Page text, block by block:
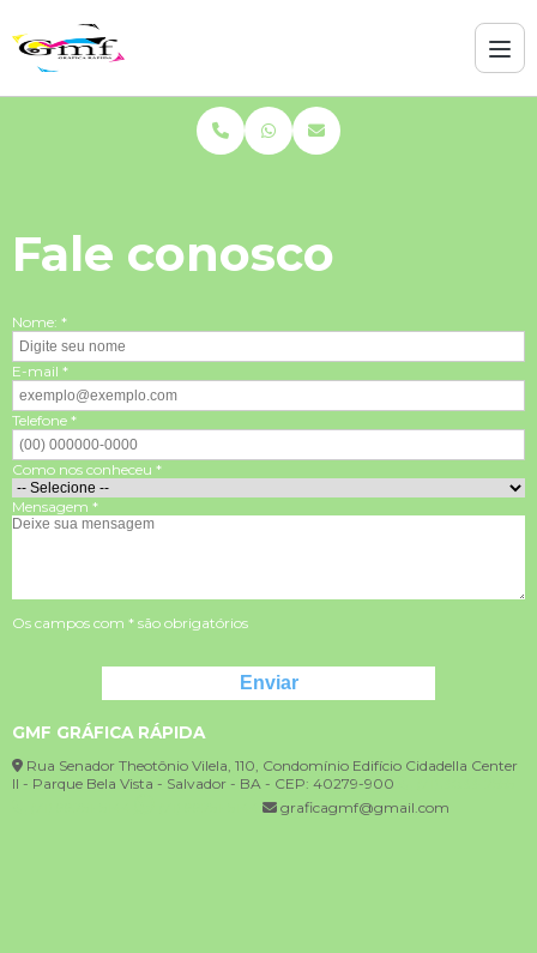
Fale conosco
Nome: *
E-mail *
Telefone *
Como nos conheceu *
Mensagem *
Os campos com * são obrigatórios
GMF GRÁFICA RÁPIDA
Rua Senador Theotônio Vilela, 110, Condomínio Edifício Cidadella Center
II - Parque Bela Vista - Salvador - BA - CEP: 40279-900
graficagmf@gmail.com